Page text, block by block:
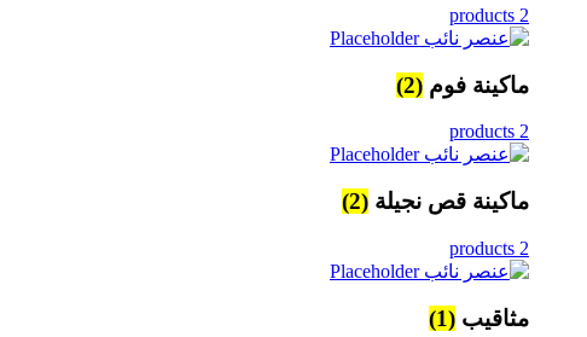
2 products
ماكينة فوم (2)
2 products
ماكينة قص نجيلة (2)
2 products
مثاقيب (1)